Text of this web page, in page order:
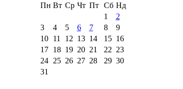
Пн Вт Ср Чт Пт Сб Нд
1
2
3
4 5 6 7 8
9
10
11 12 13 14 15 16
17
18 19 20 21 22 23
24
25 26 27 28 29 30
31